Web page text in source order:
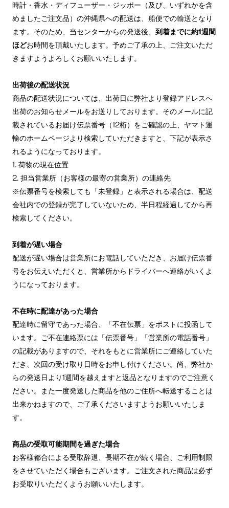
時計・香水・ディフューザー・ジッポー（及び、いずれかを含
めましたご注文品）の沖縄県への配送は、船便での輸送となり
ます。そのため、当センターからの発送後、 到着までに約1週間
ほどお時間を頂戴いたします。予めご了承の上、ご注文いただ
きますようよろしくお願いいたします。
出荷後の配送状況
商品の配送状況については、出荷日に弊社より登録アドレスへ
出荷のお知らせメールをお送りしております。そのメールに記
載されているお届け伝票番号（12桁）をご確認の上、ヤマト運
輸のホームページより検索していただきますと、下記が表示さ
れるようになっております。
1. 荷物の現在位置
2. 担当営業所（お客様の最寄の営業所）の連絡先
※伝票番号を検索しても「未登録」と表示される場合は、配送
会社内での登録が完了していないため、半日程経過してから再
検索してください。
到着が遅い場合
配送が遅い場合は営業所にお電話していただき、お届け伝票番
号をお伝えいただくと、営業所からドライバーへ連絡がいくよ
うになっております。
不在時に配達があった場合
配達時に留守であった場合、「不在伝票」をポストに投函して
います。ご不在連絡票には「伝票番号」「営業所の電話番号」
の記載がありますので、それをもとに営業所にご連絡していた
だき、次回の受け取り日時をお申し付けください。尚、弊社か
らの発送日より1週間を越えますと返品となりますのでご注意く
ださい。また一度発送した商品を他のご住所へ転送することは
出来かねますので、ご了承くださいますようお願いいたしま
す。
商品の受取可能期間を過ぎた場合
お客様都合による受取辞退、長期不在が続く場合、ご利用制限
をさせていただく場合もございます。ご注文された商品は必ず
お受取りいただくようお願いいたします。